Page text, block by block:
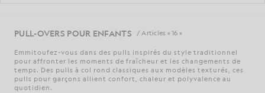
PULL-OVERS POUR ENFANTS / Articles « 16 »
Emmitoufez-vous dans des pulls inspirés du style traditionnel
pour affronter les moments de fraîcheur et les changements de
temps. Des pulls à col rond classiques aux modèles texturés, ces
pulls pour garçons allient confort, chaleur et polyvalence au
quotidien.